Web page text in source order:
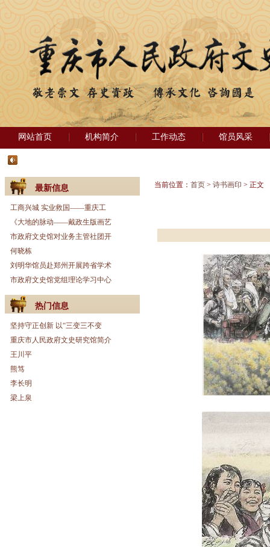
网站首页 机构简介 工作动态 馆员风采
最新信息
工商兴城 实业救国——重庆工
《大地的脉动——戴政生版画艺
市政府文史馆对业务主管社团开
何晓栋
刘明华馆员赴郑州开展跨省学术
市政府文史馆党组理论学习中心
热门信息
坚持守正创新 以“三变三不变
重庆市人民政府文史研究馆简介
王川平
熊笃
李长明
梁上泉
当前位置： 首页 > 诗书画印 > 正文